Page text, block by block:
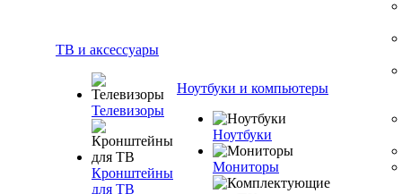
ТВ и аксессуары
Телевизоры
Кронштейны
для ТВ
Ноутбуки и компьютеры
Ноутбуки
Мониторы